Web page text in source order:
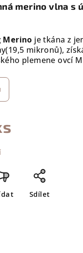
merino vlna s
Merino je tkána z
(19,5 mikronů),
plemene ovcí
Sdílet